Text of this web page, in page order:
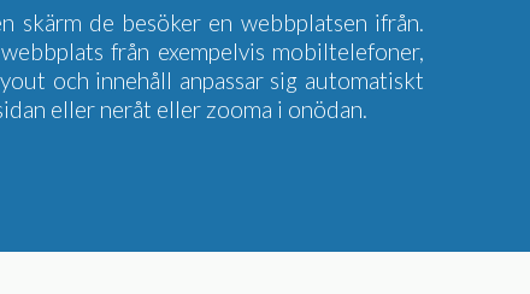
de besöker en webbplatsen ifrån.
från exempelvis mobiltelefoner,
och innehåll anpassar sig automatiskt
eller neråt eller zooma i onödan.